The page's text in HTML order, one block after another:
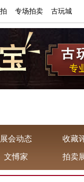
专场拍卖 古玩城
展会动态 收藏
文愽家 拍卖